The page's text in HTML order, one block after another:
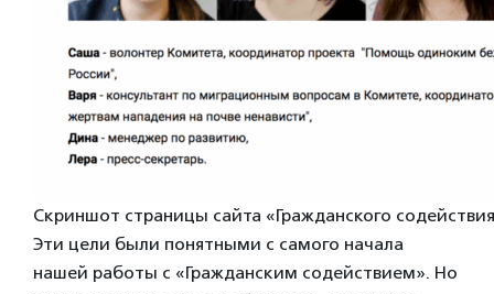
Скриншот страницы сайта «Гражданского
Эти цели были понятными с самого начала
нашей работы с «Гражданским содействием». Но